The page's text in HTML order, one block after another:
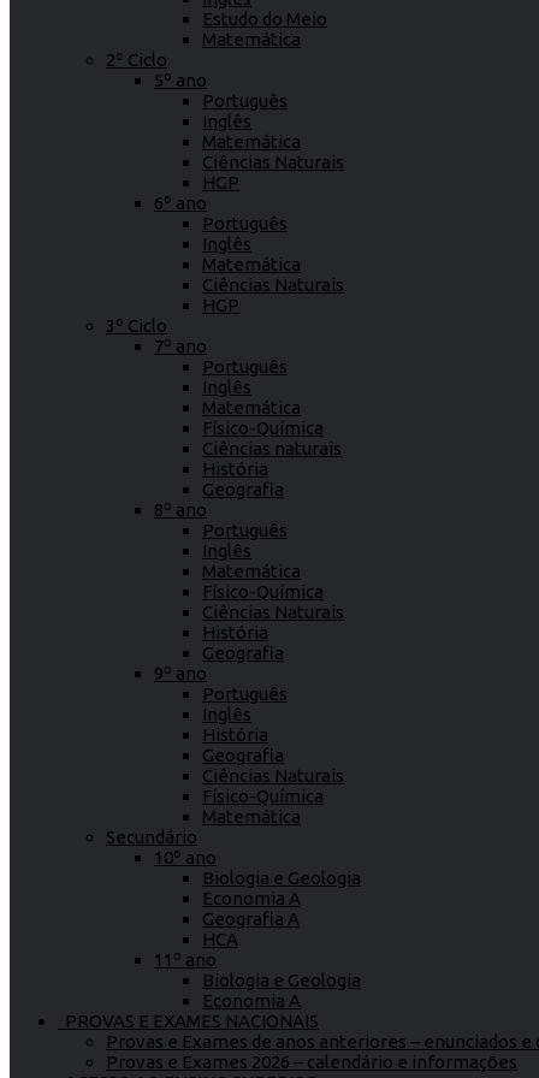
Estudo do Meio
Matemática
2º Ciclo
5º ano
Português
Inglês
Matemática
Ciências Naturais
HGP
6º ano
Português
Inglês
Matemática
Ciências Naturais
HGP
3º Ciclo
7º ano
Português
Inglês
Matemática
Físico-Química
Ciências naturais
História
Geografia
8º ano
Português
Inglês
Matemática
Físico-Química
Ciências Naturais
História
Geografia
9º ano
Português
Inglês
História
Geografia
Ciências Naturais
Físico-Química
Matemática
Secundário
10º ano
Biologia e Geologia
Economia A
Geografia A
HCA
11º ano
Biologia e Geologia
Economia A
PROVAS E EXAMES NACIONAIS
Provas e Exames de anos anteriores – enunciados
Provas e Exames 2026 – calendário e informações